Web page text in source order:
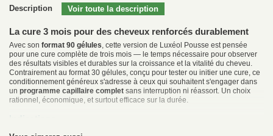
Description
La cure 3 mois pour des cheveux renforcés durablement
Avec son format 90 gélules , cette version de Luxéol Pousse est pensée
pour une cure complète de trois mois — le temps nécessaire pour observer
des résultats visibles et durables sur la croissance et la vitalité du cheveu.
Contrairement au format 30 gélules, conçu pour tester ou initier une cure, ce
conditionnement généreux s'adresse à ceux qui souhaitent s'engager dans
un programme capillaire complet sans interruption ni réassort. Un choix
rationnel, économique, et surtout efficace sur la durée.